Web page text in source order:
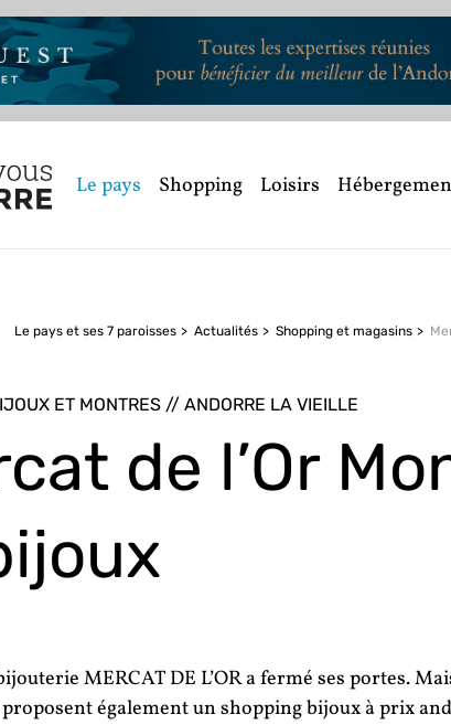
Le pays Shopping Loisirs
Le pays et ses 7 paroisses Actualités Shopping et magasins
ET MONTRES // ANDORRE LA VIEILLE
de l’Or
MERCAT DE L’OR a fermé ses portes.
également un shopping bijoux à prix